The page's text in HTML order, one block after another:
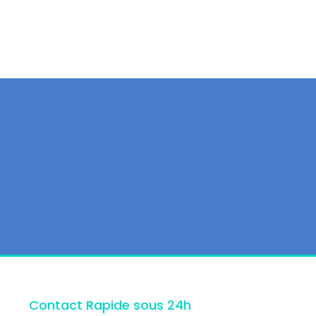
Contact Rapide sous 24h